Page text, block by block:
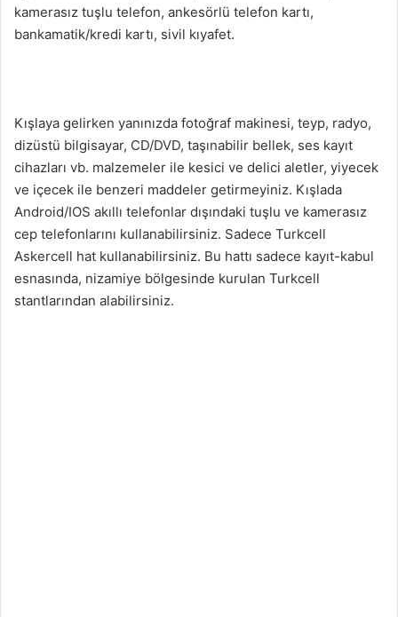
kamerasız tuşlu telefon, ankesörlü telefon kartı,
bankamatik/kredi kartı, sivil kıyafet.
Kışlaya gelirken yanınızda fotoğraf makinesi, teyp, radyo,
dizüstü bilgisayar, CD/DVD, taşınabilir bellek, ses kayıt
cihazları vb. malzemeler ile kesici ve delici aletler, yiyecek
ve içecek ile benzeri maddeler getirmeyiniz. Kışlada
Android/IOS akıllı telefonlar dışındaki tuşlu ve kamerasız
cep telefonlarını kullanabilirsiniz. Sadece Turkcell
Askercell hat kullanabilirsiniz. Bu hattı sadece kayıt-kabul
esnasında, nizamiye bölgesinde kurulan Turkcell
stantlarından alabilirsiniz.